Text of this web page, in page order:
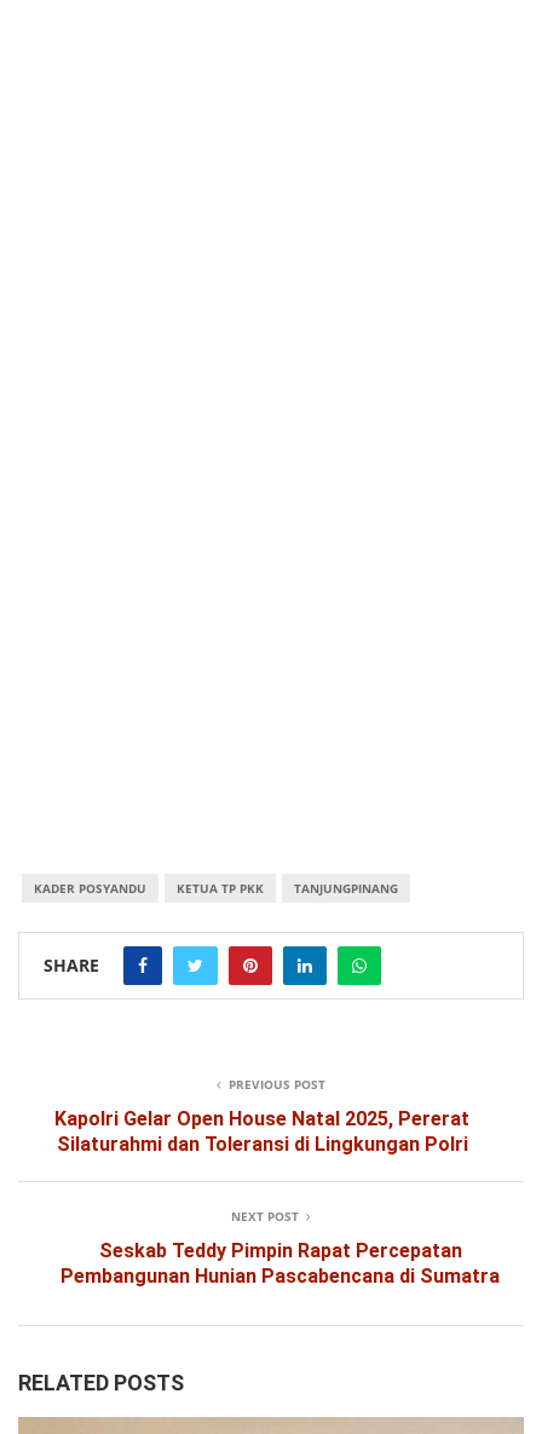
KADER POSYANDU KETUA TP PKK TANJUNGPINANG
SHARE
PREVIOUS POST
Kapolri Gelar Open House Natal 2025, Pererat
Silaturahmi dan Toleransi di Lingkungan Polri
NEXT POST
Seskab Teddy Pimpin Rapat Percepatan
Pembangunan Hunian Pascabencana di Sumatra
RELATED POSTS